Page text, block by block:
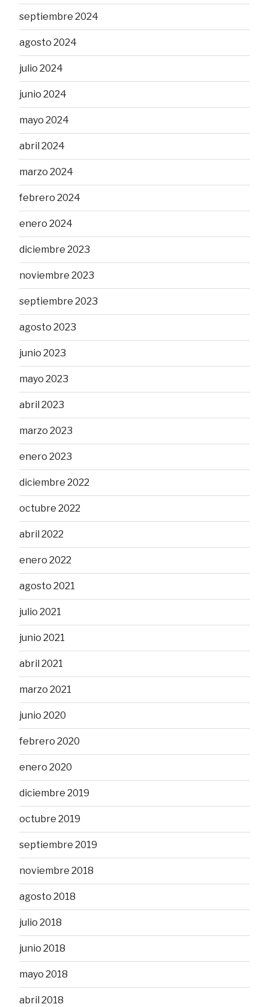
septiembre 2024
agosto 2024
julio 2024
junio 2024
mayo 2024
abril 2024
marzo 2024
febrero 2024
enero 2024
diciembre 2023
noviembre 2023
septiembre 2023
agosto 2023
junio 2023
mayo 2023
abril 2023
marzo 2023
enero 2023
diciembre 2022
octubre 2022
abril 2022
enero 2022
agosto 2021
julio 2021
junio 2021
abril 2021
marzo 2021
junio 2020
febrero 2020
enero 2020
diciembre 2019
octubre 2019
septiembre 2019
noviembre 2018
agosto 2018
julio 2018
junio 2018
mayo 2018
abril 2018